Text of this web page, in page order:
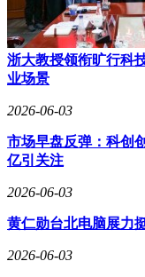
浙大教授领衔旷行科
业场景
2026-06-03
市场早盘反弹：科创
亿引关注
2026-06-03
黄仁勋台北电脑展力
2026-06-03